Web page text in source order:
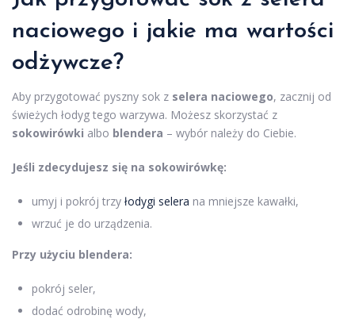
naciowego i jakie ma wartości
odżywcze?
Aby przygotować pyszny sok z selera naciowego, zacznij od
świeżych łodyg tego warzywa. Możesz skorzystać z
sokowirówki albo blendera – wybór należy do Ciebie.
Jeśli zdecydujesz się na sokowirówkę:
umyj i pokrój trzy łodygi selera na mniejsze kawałki,
wrzuć je do urządzenia.
Przy użyciu blendera:
pokrój seler,
dodać odrobinę wody,